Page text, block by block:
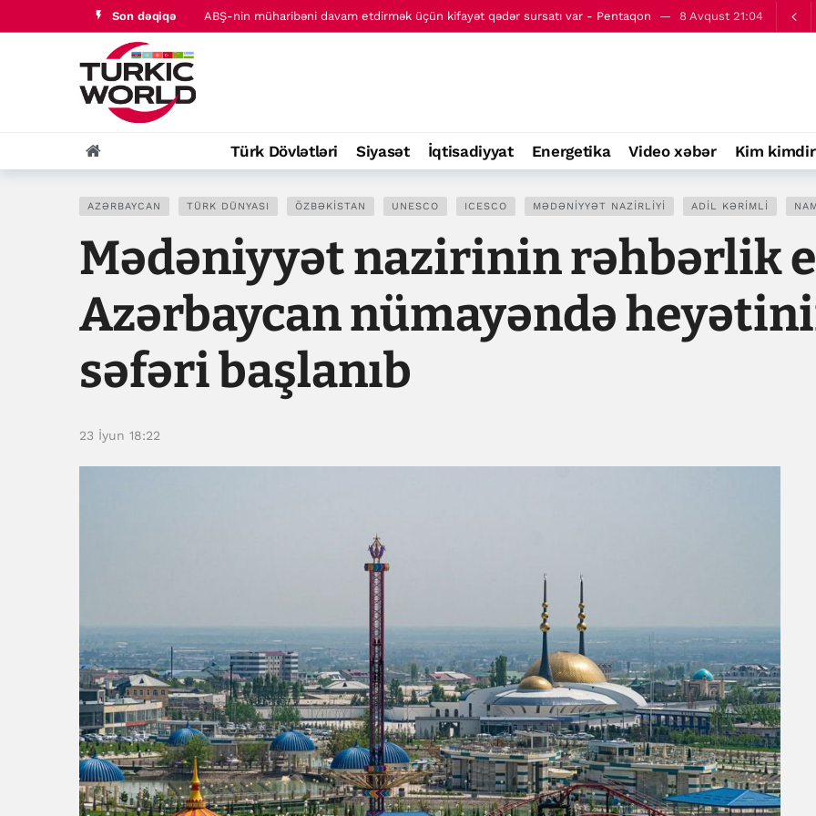
Son dəqiqə ABŞ-nin müharibəni davam etdirmək üçün kifayət qədər sursatı var - Pentaqon 8 Avqust 21:04
Türk Dövlətləri Siyasət İqtisadiyyat Energetika Video xəbər Kim
AZƏRBAYCAN TÜRK DÜNYASI ÖZBƏKISTAN UNESCO ICESCO MƏDƏNIYYƏT NAZIRLIYI ADIL KƏRIMLI
Mədəniyyət nazirinin rəhbərlik
Azərbaycan nümayəndə
səfəri başlanıb
23 İyun 18:22